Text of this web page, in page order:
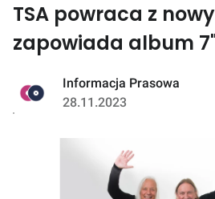
TSA powraca z
zapowiada album
Informacja Prasowa
28.11.2023